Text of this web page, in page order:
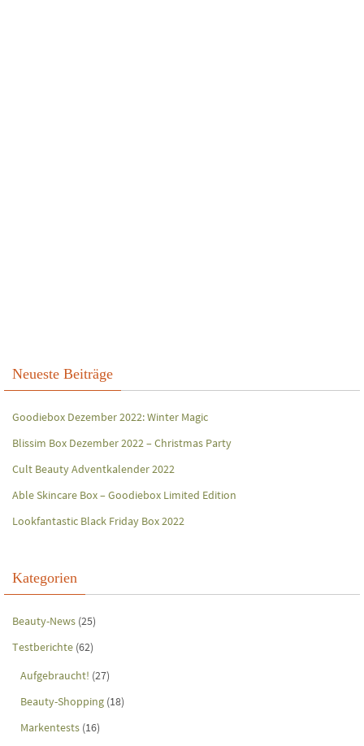
Neueste Beiträge
Goodiebox Dezember 2022: Winter Magic
Blissim Box Dezember 2022 – Christmas Party
Cult Beauty Adventkalender 2022
Able Skincare Box – Goodiebox Limited Edition
Lookfantastic Black Friday Box 2022
Kategorien
Beauty-News (25)
Testberichte (62)
Aufgebraucht! (27)
Beauty-Shopping (18)
Markentests (16)